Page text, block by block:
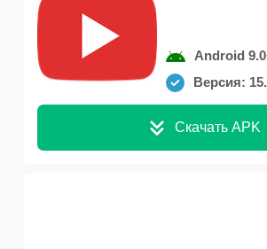
Android
Версия:
Скачать APK